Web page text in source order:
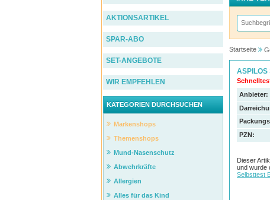
Startseite
Anbieter:
PZN:
Dieser
und wurde
Selbsttest
AKTIONSARTIKEL
SPAR-ABO
SET-ANGEBOTE
WIR EMPFEHLEN
KATEGORIEN DURCHSUCHEN
Markenshops
Themenshops
Mund-Nasenschutz
Abwehrkräfte
Allergien
Alles für das Kind